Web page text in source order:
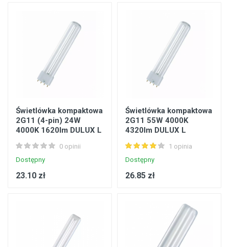
Świetlówka kompaktowa
2G11 (4-pin) 24W
4000K 1620lm DULUX L
4050300010755
0 opinii
Dostępny
23.10 zł
Świetlówka kompaktowa
2G11 55W 4000K
4320lm DULUX L
4050300295879
1 opinia
Dostępny
26.85 zł